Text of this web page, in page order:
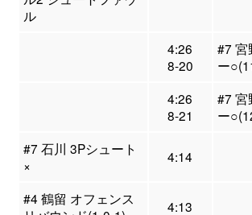
ル
4:26
8-20
#7 宮
ー
4:26
8-21
#7 宮
ー
#7 石川 3Pシュート
×
4:14
#4 鶴留 オフェンス
4:13